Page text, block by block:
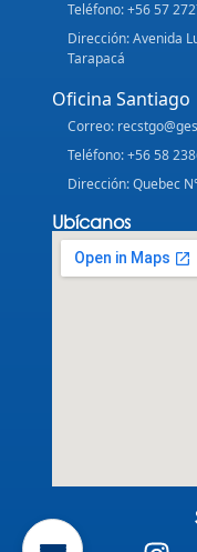
Teléfono: +56 57
Dirección: Avenida
Tarapacá
Oficina Santiago
Correo:
Teléfono: +56 58
Dirección: Quebec
Ubícanos